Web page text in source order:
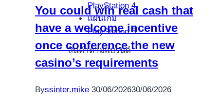
PlayStation 4
แผ่นเกม
PlayStation 5
สินค้าตามแบรนด์
You could win real cash that
have a welcome incentive
once conference the new
casino’s requirements
Byssinter.mike 30/06/202630/06/2026